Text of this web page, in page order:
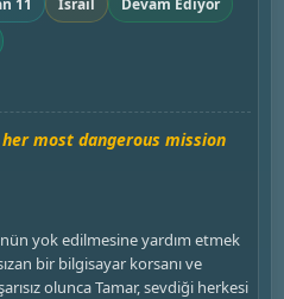
11 İsrail
Devam Ediyor
most dangerous mission
yok edilmesine yardım etmek
bir bilgisayar korsanı ve
olunca Tamar, sevdiği herkesi